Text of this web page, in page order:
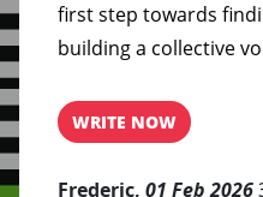
first step towards
building a collective
WRITE NOW
Frederic, 01 Feb 2026